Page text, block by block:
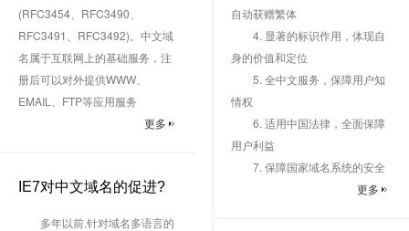
(RFC3454、RFC3490、
RFC3491、RFC3492)。中文域
名属于互联网上的基础服务，注
册后可以对外提供WWW、
EMAIL、FTP等应用服务
更多
IE7对中文域名的促进?
多年以前.针对域名多语言的
自动获赠繁体
4. 显著的标识作用，体现自
身的价值和定位
5. 全中文服务，保障用户知
情权
6. 适用中国法律，全面保障
用户利益
7. 保障国家域名系统的安全
更多